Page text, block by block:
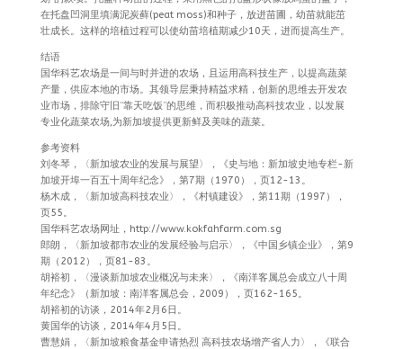
在托盘凹洞里填满泥炭藓(peat moss)和种子，放进苗圃，幼苗就能茁
壮成长。这样的培植过程可以使幼苗培植期减少10天，进而提高生产。
结语
国华科艺农场是一间与时并进的农场，且运用高科技生产，以提高蔬菜
产量，供应本地的市场。其领导层秉持精益求精，创新的思维去开发农
业市场，排除守旧“靠天吃饭”的思维，而积极推动高科技农业，以发展
专业化蔬菜农场,为新加坡提供更新鲜及美味的蔬菜。
参考资料
刘冬琴，〈新加坡农业的发展与展望〉，《史与地：新加坡史地专栏-新
加坡开埠一百五十周年纪念》，第7期（1970），页12-13。
杨木成，〈新加坡高科技农业〉，《村镇建设》，第11期（1997），
页55。
国华科艺农场网址，http://www.kokfahfarm.com.sg
郎朗，〈新加坡都市农业的发展经验与启示〉，《中国乡镇企业》，第9
期（2012），页81-83。
胡裕初，〈漫谈新加坡农业概况与未来〉，《南洋客属总会成立八十周
年纪念》（新加坡：南洋客属总会，2009），页162-165。
胡裕初的访谈，2014年2月6日。
黄国华的访谈，2014年4月5日。
曹慧娟，〈新加坡粮食基金申请热烈 高科技农场增产省人力〉，《联合